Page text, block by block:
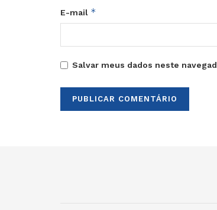
E-mail *
Salvar meus dados neste